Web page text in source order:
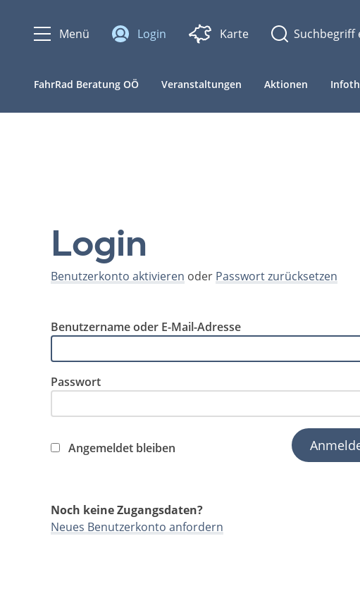
Menü Login Karte
FahrRad Beratung OÖ Veranstaltungen Aktionen
Login
Benutzerkonto aktivieren oder Passwort zurücksetzen
Benutzername oder E-Mail-Adresse
Passwort
Angemeldet bleiben
Noch keine Zugangsdaten?
Neues Benutzerkonto anfordern